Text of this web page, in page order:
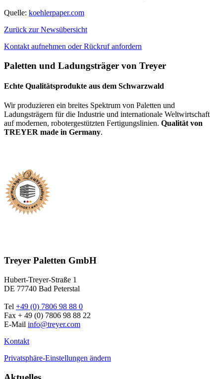
Quelle: koehlerpaper.com
Zurück zur Newsübersicht
Kontakt aufnehmen oder Rückruf anfordern
Paletten und Ladungsträger von Treyer
Echte Qualitätsprodukte aus dem Schwarzwald
Wir produzieren ein breites Spektrum von Paletten und
Ladungsträgern für die Industrie und internationale Weltwirtschaft
auf modernen, robotergestützten Fertigungslinien. Qualität von
TREYER made in Germany.
Treyer Paletten GmbH
Hubert-Treyer-Straße 1
DE 77740 Bad Peterstal
Tel +49 (0) 7806 98 88 0
Fax + 49 (0) 7806 98 88 22
E-Mail info@treyer.com
Kontakt
Privatsphäre-Einstellungen ändern